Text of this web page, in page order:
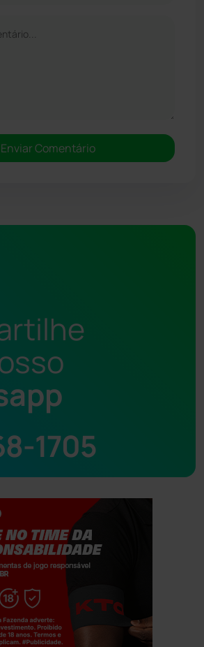
1705